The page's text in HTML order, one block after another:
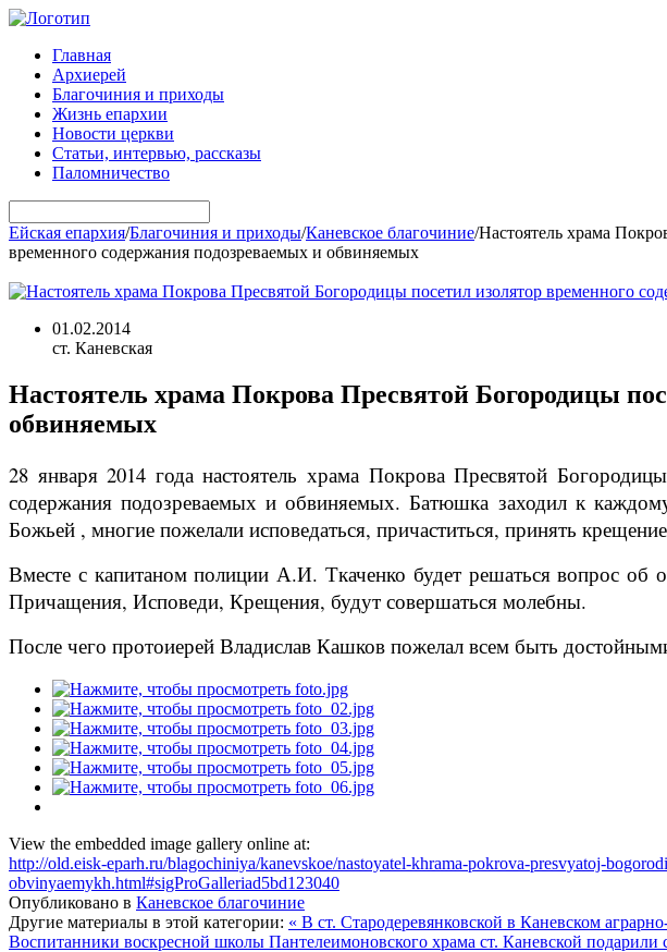
Главная
Архиерей
Благочиния и приходы
Жизнь епархии
Новости церкви
Статьи, интервью, рассказы
Паломничество
Ейская епархия/Благочиния и приходы/Каневское благочиние/Настоятель храма
временного содержания подозреваемых и обвиняемых
01.02.2014
ст. Каневская
Настоятель храма Покрова Пресвятой Богородицы
обвиняемых
28 января 2014 года настоятель храма Покрова Пресвятой
содержания подозреваемых и обвиняемых. Батюшка заходил к
Божьей , многие пожелали исповедаться, причаститься, принять
Вместе с капитаном полиции А.И. Ткаченко будет решаться вопрос
Причащения, Исповеди, Крещения, будут совершаться молебны.
После чего протоиерей Владислав Кашков пожелал всем быть
View the embedded image gallery online at:
http://old.eisk-eparh.ru/blagochiniya/kanevskoe/nastoyatel-khrama-pokrova-presvyatoj-
obvinyaemykh.html#sigProGalleriad5bd123040
Опубликовано в Каневское благочиние
Другие материалы в этой категории: « В ст. Стародеревянковской в Каневском
Воспитанники воскресной школы Пантелеимоновского храма ст. Каневской подарили